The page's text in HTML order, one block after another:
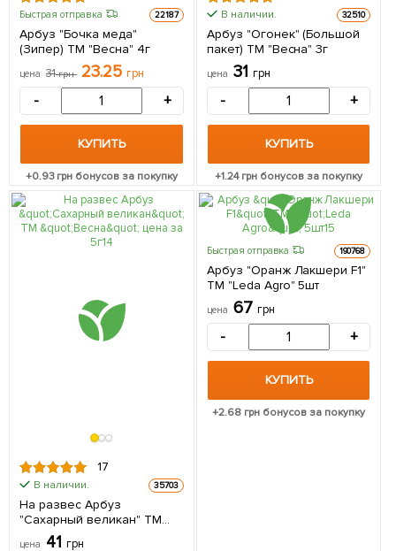
Быстрая отправка 22187
Арбуз "Бочка меда"
(Зипер) ТМ "Весна" 4г
цена 31грн 23.25 грн
- +
КУПИТЬ
+0.93грн бонусов за покупку
В наличии. 32510
Арбуз "Огонек" (Большой
пакет) ТМ "Весна" 3г
цена 31 грн
- +
КУПИТЬ
+1.24грн бонусов за покупку
17
В наличии. 35703
На развес Арбуз
"Сахарный великан" ТМ
"Весна" цена за 5г
цена 41 грн
Быстрая отправка 190768
Арбуз "Оранж Лакшери F1"
ТМ "Leda Agro" 5шт
цена 67 грн
- +
КУПИТЬ
+2.68 грн бонусов за покупку